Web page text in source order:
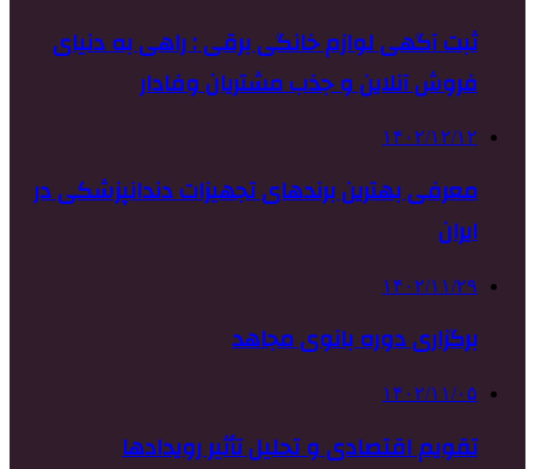
ثبت آگهی لوازم خانگی برقی : راهی به دنیای
فروش آنلاین و جذب مشتریان وفادار
۱۴۰۲/۱۲/۱۲
معرفی بهترین برندهای تجهیزات دندانپزشکی در
ایران
۱۴۰۲/۱۱/۲۹
برگزاری دوره بانوی مجاهد
۱۴۰۲/۱۱/۰۵
تقویم اقتصادی و تحلیل تأثیر رویدادها